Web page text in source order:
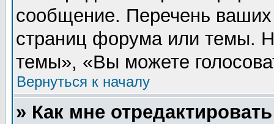
сообщение. Перечень ваших
страниц форума или темы.
темы», «Вы можете
Вернуться к началу
» Как мне